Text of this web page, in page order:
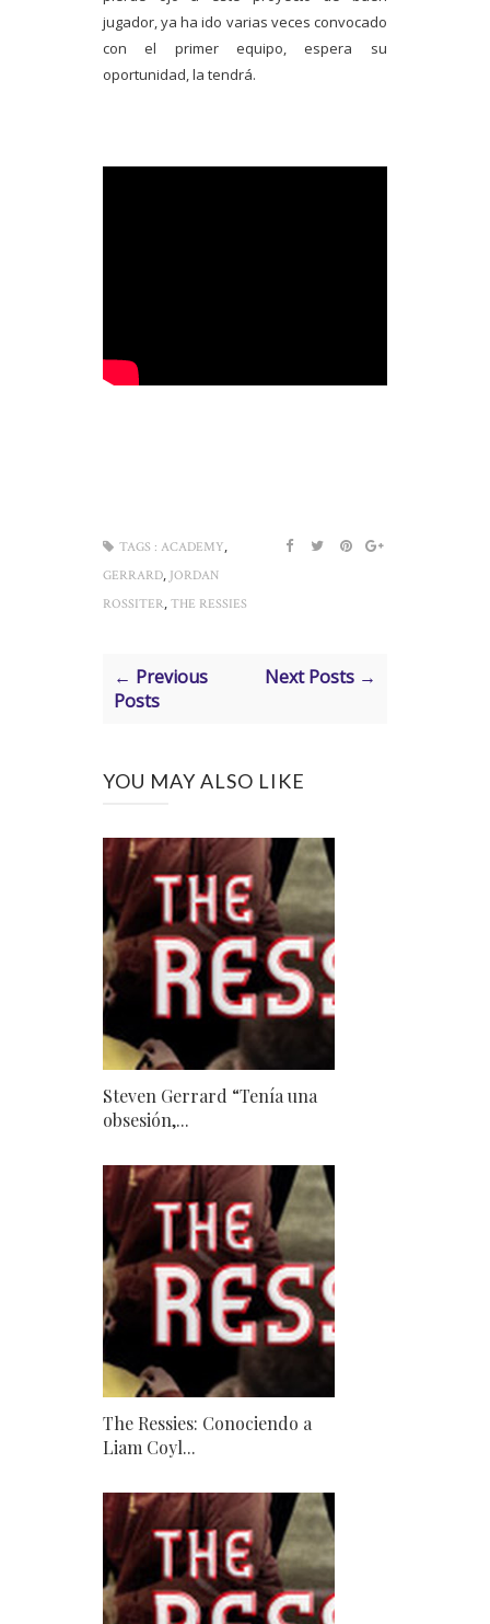
jugador, ya ha ido varias veces convocado
con el primer equipo, espera su
oportunidad, la tendrá.
TAGS : ACADEMY
GERRARD JORDAN
ROSSITER THE RESSIES
← Previous
Posts
Next Posts →
YOU MAY ALSO LIKE
Steven Gerrard “Tenía una
obsesión,...
The Ressies: Conociendo a
Liam Coyl...